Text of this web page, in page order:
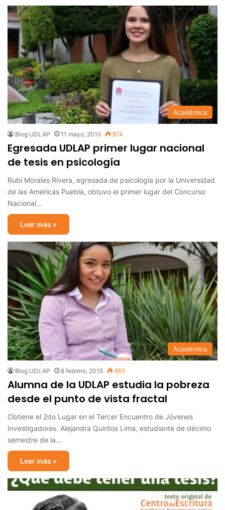
Académica
Blog UDLAP 11 mayo, 2015 874
Egresada UDLAP primer lugar nacional
de tesis en psicología
Rubí Morales Rivera, egresada de psicología por la Universidad
de las Américas Puebla, obtuvo el primer lugar del Concurso
Nacional…
Leer más »
Académica
Blog UDLAP 8 febrero, 2015 865
Alumna de la UDLAP estudia la pobreza
desde el punto de vista fractal
Obtiene el 2do Lugar en el Tercer Encuentro de Jóvenes
Investigadores. Alejandra Quintos Lima, estudiante de décimo
semestre de la…
Leer más »